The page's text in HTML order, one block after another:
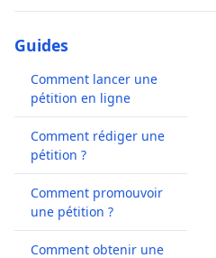
Guides
Comment lancer une
pétition en ligne
Comment rédiger une
pétition ?
Comment promouvoir
une pétition ?
Comment obtenir une